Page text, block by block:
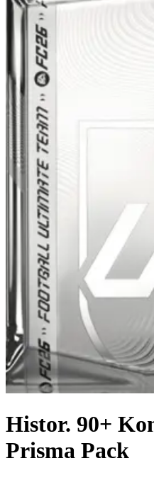
Histor. 90+
Prisma Pack